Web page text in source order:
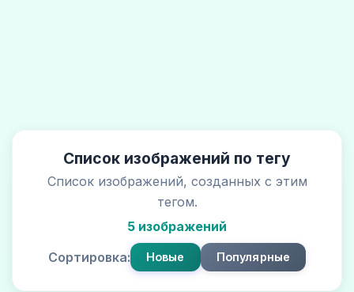
Список изображений по тегу
Список изображений, созданных с этим
тегом.
5 изображений
Сортировка:
Новые Популярные